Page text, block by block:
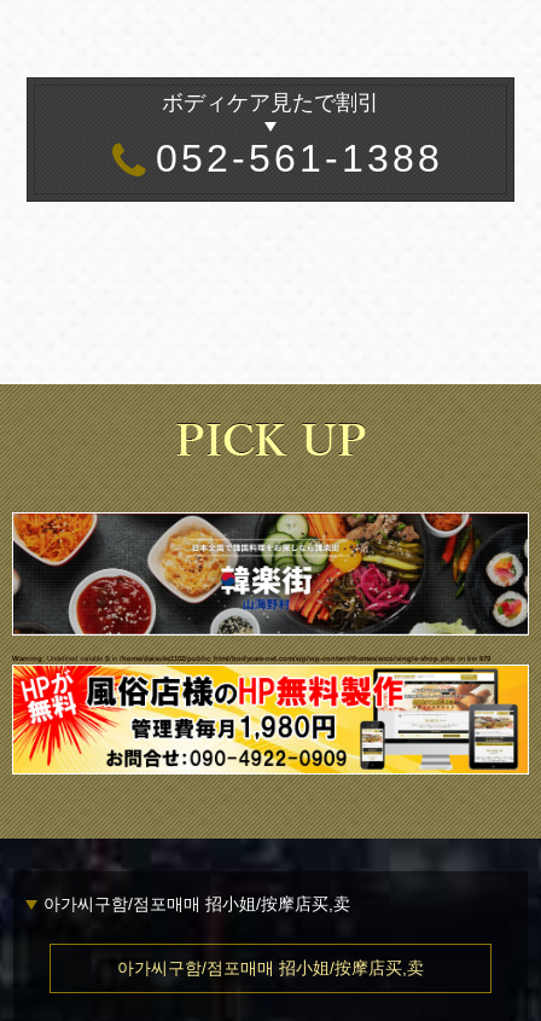
ボディケア見たで割引
052-561-1388
Warning: Undefined variable $i in/home/daisuke1102/public_html/bodycare-net.com/wp/wp-content/themes/ecco/single-shop.phpon line679
아가씨구함/점포매매 招小姐/按摩店买,卖
아가씨구함/점포매매 招小姐/按摩店买,卖